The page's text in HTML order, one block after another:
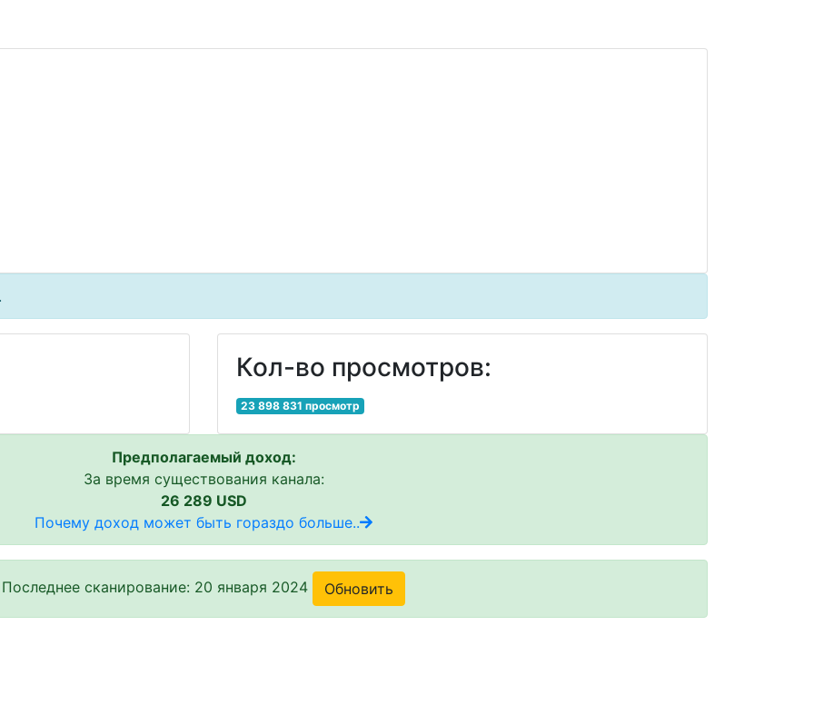
Кол-во просмотров:
23 898 831 просмотр
Предполагаемый доход:
За время существования канала:
26 289 USD
Почему доход может быть гораздо больше..
Последнее сканирование: 20 января 2024 Обновить